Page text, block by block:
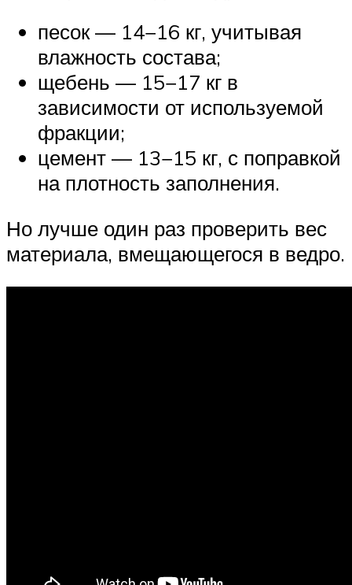
песок — 14−16 кг, учитывая
влажность состава;
щебень — 15−17 кг в
зависимости от используемой
фракции;
цемент — 13−15 кг, с поправкой
на плотность заполнения.
Но лучше один раз проверить вес
материала, вмещающегося в ведро.